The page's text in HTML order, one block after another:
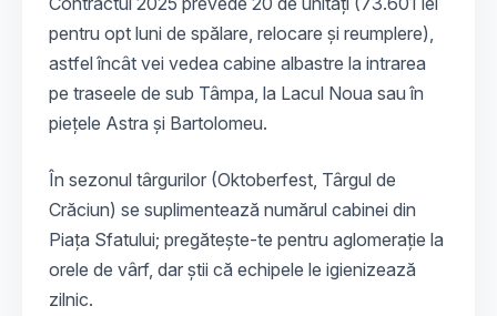
pentru opt luni de spălare, relocare și reumplere),
astfel încât vei vedea cabine albastre la intrarea
pe traseele de sub Tâmpa, la Lacul Noua sau în
piețele Astra și Bartolomeu.
În sezonul târgurilor (Oktoberfest, Târgul de
Crăciun) se suplimentează numărul cabinei din
Piața Sfatului; pregătește-te pentru aglomerație la
orele de vârf, dar știi că echipele le igienizează
zilnic.